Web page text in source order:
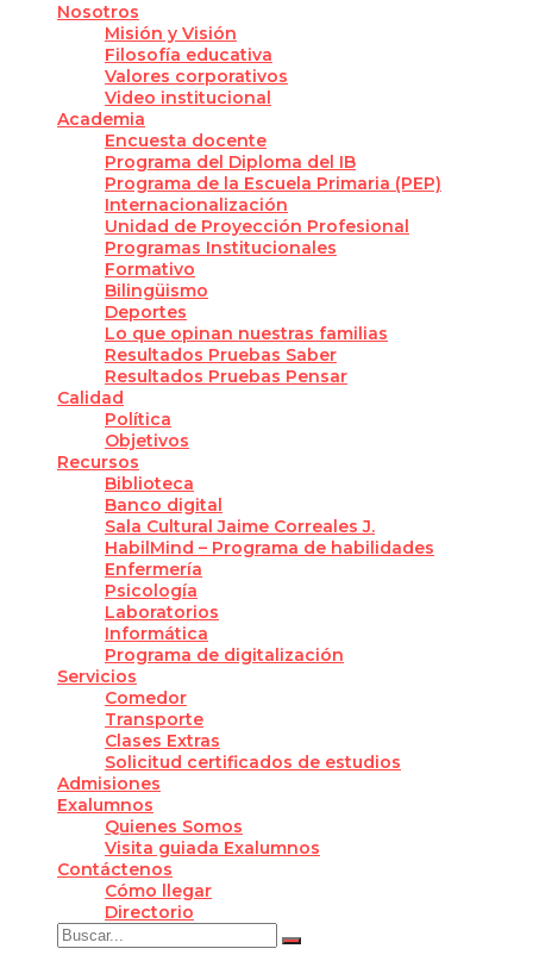
Nosotros
Misión y Visión
Filosofía educativa
Valores corporativos
Video institucional
Academia
Encuesta docente
Programa del Diploma del IB
Programa de la Escuela Primaria (PEP)
Internacionalización
Unidad de Proyección Profesional
Programas Institucionales
Formativo
Bilingüismo
Deportes
Lo que opinan nuestras familias
Resultados Pruebas Saber
Resultados Pruebas Pensar
Calidad
Política
Objetivos
Recursos
Biblioteca
Banco digital
Sala Cultural Jaime Correales J.
HabilMind – Programa de habilidades
Enfermería
Psicología
Laboratorios
Informática
Programa de digitalización
Servicios
Comedor
Transporte
Clases Extras
Solicitud certificados de estudios
Admisiones
Exalumnos
Quienes Somos
Visita guiada Exalumnos
Contáctenos
Cómo llegar
Directorio